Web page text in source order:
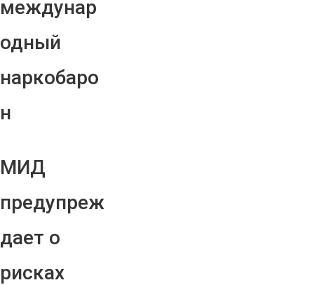
междунар
одный
наркобаро
н
МИД
предупреж
дает о
рисках